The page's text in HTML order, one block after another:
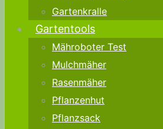
Gartenkralle
Gartentools
Mähroboter Test
Mulchmäher
Rasenmäher
Pflanzenhut
Pflanzsack